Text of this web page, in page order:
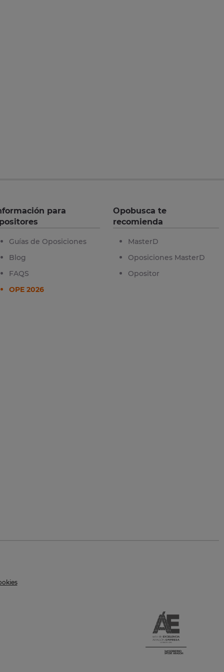
para
Guías de Oposiciones
Blog
FAQS
OPE 2026
Opobusca te
recomienda
MasterD
Oposiciones MasterD
Opositor